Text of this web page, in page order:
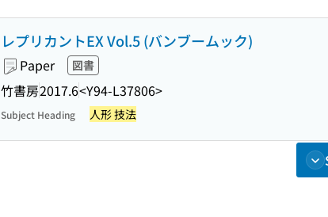
レプリカントEX Vol.5 (バンブームック)
Paper 図書
竹書房2017.6<Y94-L37806>
Subject Heading 人形 技法